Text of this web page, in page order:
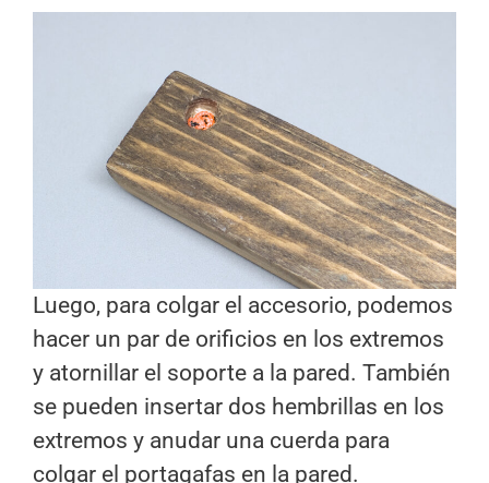
Luego, para colgar el accesorio, podemos
hacer un par de orificios en los extremos
y atornillar el soporte a la pared. También
se pueden insertar dos hembrillas en los
extremos y anudar una cuerda para
colgar el portagafas en la pared.